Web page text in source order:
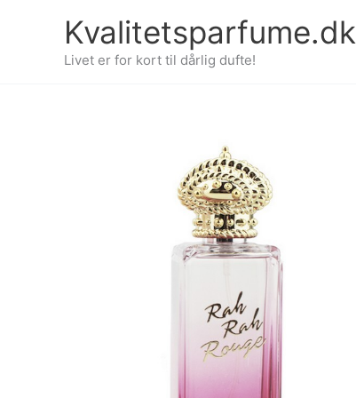
Kvalitetsparfume.dk
Livet er for kort til dårlig dufte!